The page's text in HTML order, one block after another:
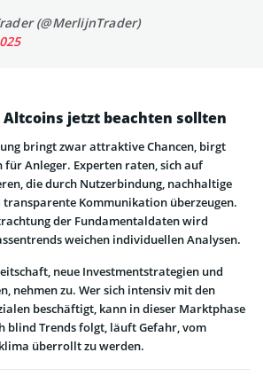
(@MerlijnTrader)
jetzt beachten sollten
bringt zwar attraktive Chancen, birgt
Anleger. Experten raten, sich auf
die durch Nutzerbindung, nachhaltige
transparente Kommunikation überzeugen.
der Fundamentaldaten wird
weichen individuellen Analysen.
neue Investmentstrategien und
nehmen zu. Wer sich intensiv mit den
beschäftigt, kann in dieser Marktphase
blind Trends folgt, läuft Gefahr, vom
überrollt zu werden.